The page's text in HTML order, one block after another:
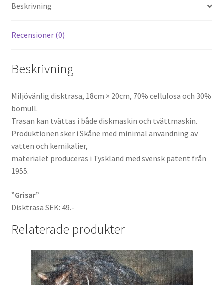
Beskrivning
Recensioner (0)
Beskrivning
Miljövänlig disktrasa, 18cm × 20cm, 70% cellulosa och 30%
bomull.
Trasan kan tvättas i både diskmaskin och tvättmaskin.
Produktionen sker i Skåne med minimal användning av
vatten och kemikalier,
materialet produceras i Tyskland med svensk patent från
1955.
”Grisar”
Disktrasa SEK: 49.-
Relaterade produkter